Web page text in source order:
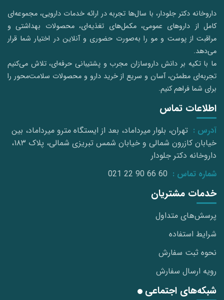
داروخانه دکتر جلودار، با سال‌ها تجربه در ارائه خدمات دارویی، مجموعه‌ای
کامل از داروهای عمومی، مکمل‌های تغذیه‌ای، محصولات بهداشتی و
مراقبت از پوست و مو را به‌صورت حضوری و آنلاین در اختیار شما قرار
می‌دهد.
ما با تکیه بر دانش داروسازان مجرب و پشتیبانی حرفه‌ای، تلاش می‌کنیم
تجربه‌ای مطمئن، آسان و سریع از خرید دارو و محصولات سلامت‌محور را
برای شما فراهم کنیم.
اطلاعات تماس
آدرس : تهران، بلوار میرداماد، بعد از ایستگاه مترو میرداماد، بین
خیابان کازرون شمالی و خیابان شمس تبریزی شمالی، پلاک ۱۸۳،
داروخانه دکتر جلودار
شماره تماس : 021 22 90 66 60
خدمات مشتریان
پرسش‌های متداول
شرایط استفاده
نحوه ثبت سفارش
رویه ارسال سفارش
شبکه‌های اجتماعی